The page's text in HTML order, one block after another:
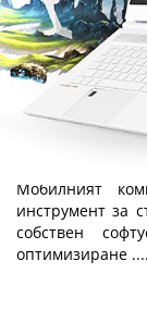
Представяме
Мобилният
инструмент за
собствен
оптимизиране